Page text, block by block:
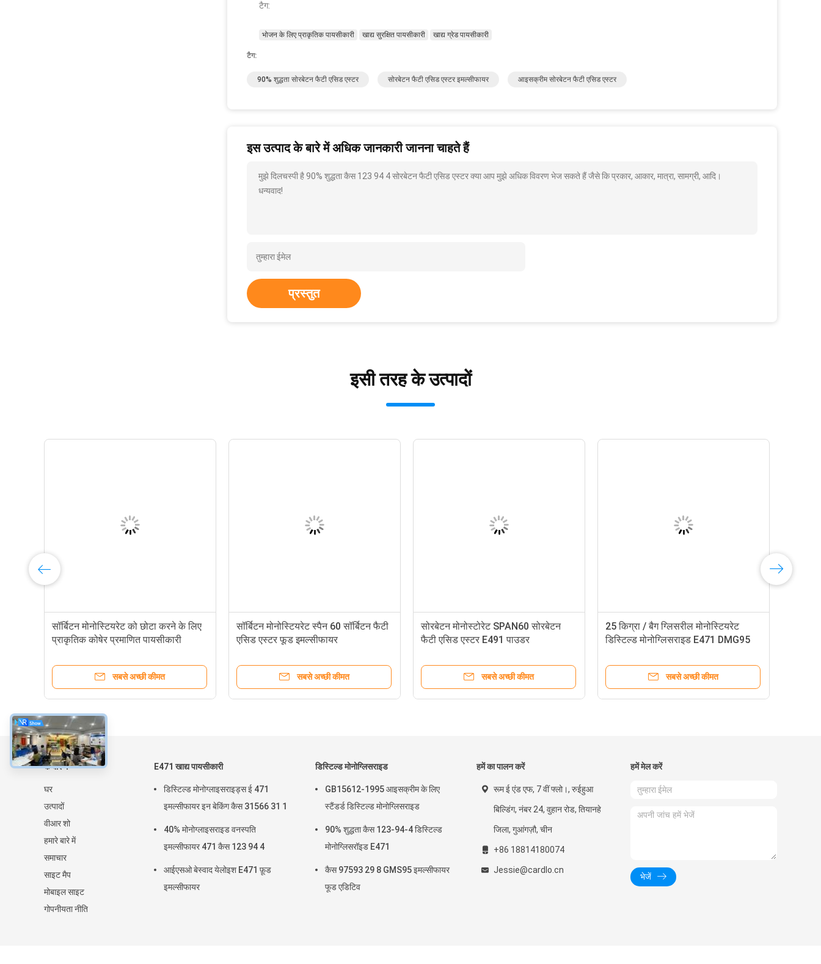
टैग:
भोजन के लिए प्राकृतिक पायसीकारी खाद्य सुरक्षित पायसीकारी खाद्य ग्रेड पायसीकारी
टैग:
90% शुद्धता सोरबेटन फैटी एसिड एस्टर सोरबेटन फैटी एसिड एस्टर इमल्सीफायर आइसक्रीम सोरबेटन फैटी एसिड एस्टर
इस उत्पाद के बारे में अधिक जानकारी जानना चाहते हैं
मुझे दिलचस्पी है 90% शुद्धता कैस 123 94 4 सोरबेटन फैटी एसिड एस्टर क्या आप मुझे अधिक विवरण भेज सकते हैं जैसे कि प्रकार, आकार, मात्रा, सामग्री, आदि।
धन्यवाद!
प्रस्तुत
इसी तरह के उत्पादों
सॉर्बिटन मोनोस्टियरेट को छोटा करने के लिए
प्राकृतिक कोषेर प्रमाणित पायसीकारी
सबसे अच्छी कीमत
सॉर्बिटन मोनोस्टियरेट स्पैन 60 सॉर्बिटन फैटी
एसिड एस्टर फूड इमल्सीफायर
सबसे अच्छी कीमत
सोरबेटन मोनोस्टोरेट SPAN60 सोरबेटन
फैटी एसिड एस्टर E491 पाउडर
सबसे अच्छी कीमत
25 किग्रा / बैग ग्लिसरील मोनोस्टियरेट
डिस्टिल्ड मोनोग्लिसराइड E471 DMG95
सबसे अच्छी कीमत
के बारे में
घर
उत्पादों
वीआर शो
हमारे बारे में
समाचार
साइट मैप
मोबाइल साइट
गोपनीयता नीति
E471 खाद्य पायसीकारी
डिस्टिल्ड मोनोग्लाइसराइड्स ई 471
इमल्सीफायर इन बेकिंग कैस 31566 31 1
40% मोनोग्लाइसराइड वनस्पति
इमल्सीफायर 471 कैस 123 94 4
आईएसओ बेस्वाद येलोइश E471 फ़ूड
इमल्सीफायर
डिस्टिल्ड मोनोग्लिसराइड
GB15612-1995 आइसक्रीम के लिए
स्टैंडर्ड डिस्टिल्ड मोनोग्लिसराइड
90% शुद्धता कैस 123-94-4 डिस्टिल्ड
मोनोग्लिसरॉइड E471
कैस 97593 29 8 GMS95 इमल्सीफायर
फूड एडिटिव
हमें का पालन करें
रूम ई एंड एफ, 7 वीं फ्लो।, रुईहुआ
बिल्डिंग, नंबर 24, वुहान रोड, तियानहे
जिला, गुआंगज़ौ, चीन
+86 18814180074
Jessie@cardlo.cn
हमें मेल करें
भेजें